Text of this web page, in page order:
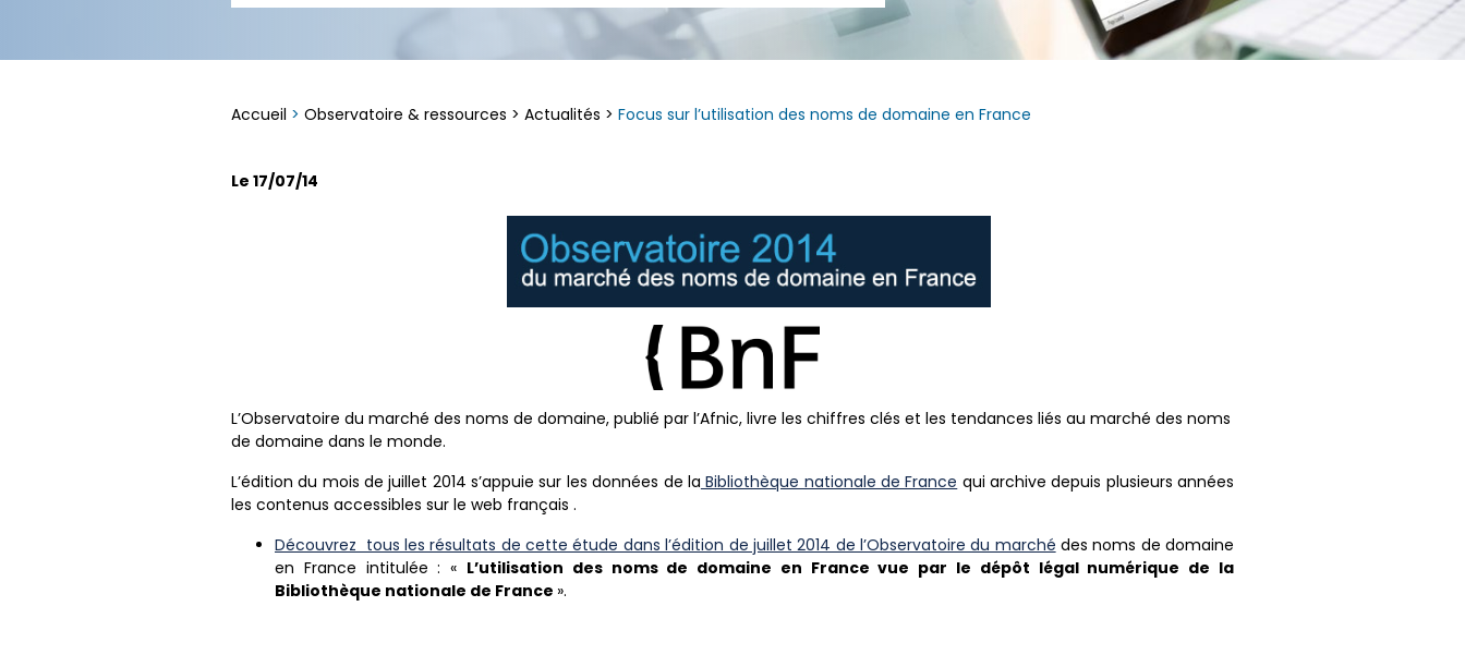
Accueil > Observatoire & ressources > Actualités > Focus sur l’utilisation des noms de domaine en France
Le 17/07/14
L’Observatoire du marché des noms de domaine, publié par l’Afnic, livre les chiffres clés et les tendances liés au marché des noms
de domaine dans le monde.
L’édition du mois de juillet 2014 s’appuie sur les données de la Bibliothèque nationale de France qui archive depuis plusieurs années
les contenus accessibles sur le web français .
Découvrez tous les résultats de cette étude dans l’édition de juillet 2014 de l’Observatoire du marché des noms de domaine
en France intitulée : « L’utilisation des noms de domaine en France vue par le dépôt légal numérique de la
Bibliothèque nationale de France ».